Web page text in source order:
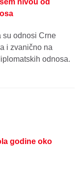
su odnosi Crne
i zvanično na
odnosa.
godine oko